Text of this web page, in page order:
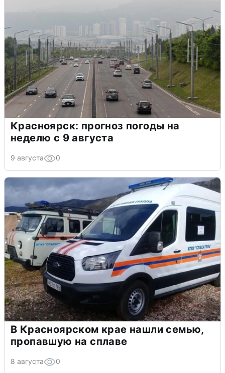
Красноярск: прогноз погоды на
неделю с 9 августа
9 августа 0
В Красноярском крае нашли семью,
пропавшую на сплаве
8 августа 0